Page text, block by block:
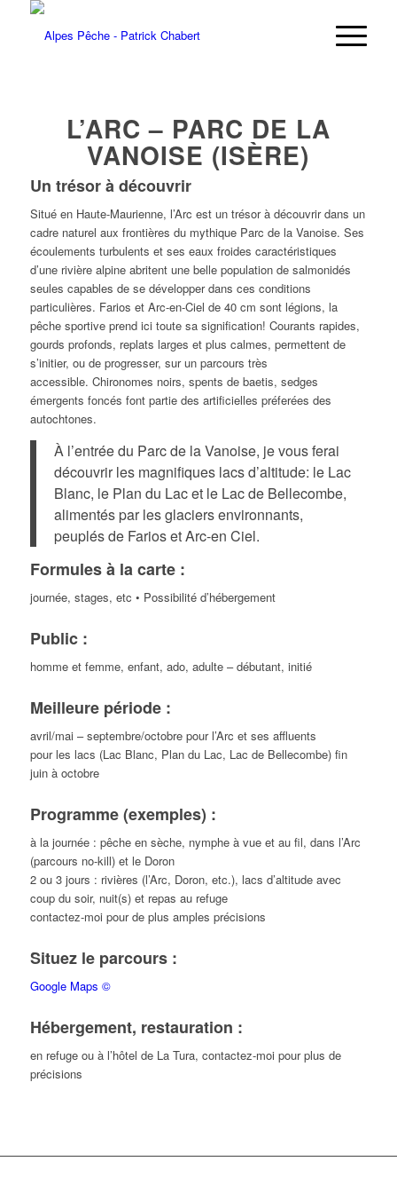
L’ARC – PARC DE LA
VANOISE (ISÈRE)
Un trésor à découvrir
Situé en Haute-Maurienne, l’Arc est un trésor à découvrir dans un
cadre naturel aux frontières du mythique Parc de la Vanoise. Ses
écoulements turbulents et ses eaux froides caractéristiques
d’une rivière alpine abritent une belle population de salmonidés
seules capables de se développer dans ces conditions
particulières. Farios et Arc-en-Ciel de 40 cm sont légions, la
pêche sportive prend ici toute sa signification! Courants rapides,
gourds profonds, replats larges et plus calmes, permettent de
s’initier, ou de progresser, sur un parcours très
accessible. Chironomes noirs, spents de baetis, sedges
émergents foncés font partie des artificielles préferées des
autochtones.
À l’entrée du Parc de la Vanoise, je vous ferai
découvrir les magnifiques lacs d’altitude: le Lac
Blanc, le Plan du Lac et le Lac de Bellecombe,
alimentés par les glaciers environnants,
peuplés de Farios et Arc-en Ciel.
Formules à la carte :
journée, stages, etc • Possibilité d’hébergement
Public :
homme et femme, enfant, ado, adulte – débutant, initié
Meilleure période :
avril/mai – septembre/octobre pour l’Arc et ses affluents
pour les lacs (Lac Blanc, Plan du Lac, Lac de Bellecombe) fin
juin à octobre
Programme (exemples) :
à la journée : pêche en sèche, nymphe à vue et au fil, dans l’Arc
(parcours no-kill) et le Doron
2 ou 3 jours : rivières (l’Arc, Doron, etc.), lacs d’altitude avec
coup du soir, nuit(s) et repas au refuge
contactez-moi pour de plus amples précisions
Situez le parcours :
Google Maps ©
Hébergement, restauration :
en refuge ou à l’hôtel de La Tura, contactez-moi pour plus de
précisions